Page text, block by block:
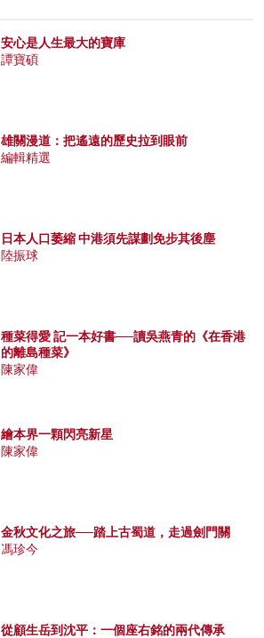
安心是人生最大的寶庫
譚寶碩
雄關漫道：把遙遠的歷史拉到眼前
編輯精選
日本人口萎縮 中港須先謀劃免步其後塵
陸振球
種菜得愛 記一本好書──讀吳燕青的《在香港
的離島種菜》
陳家偉
繪本界一顆閃亮新星
陳家偉
金秋文化之旅──踏上古蜀道，走過劍門關
馮珍今
從顧生岳到沈平：一個座右銘的兩代傳承